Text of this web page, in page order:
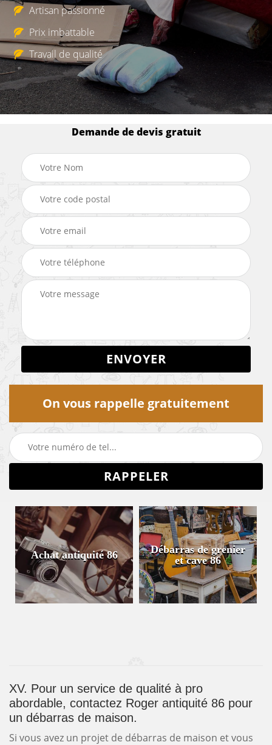
Artisan passionné
Prix imbattable
Travail de qualité
Demande de devis gratuit
On vous rappelle gratuitement
Achat antiquité 86
Débarras de grenier
et cave 86
XV. Pour un service de qualité à pro
abordable, contactez Roger antiquité 86 pour
un débarras de maison.
Si vous avez un projet de débarras de maison et vous